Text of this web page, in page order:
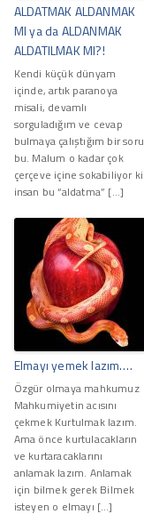
ALDATMAK ALDANMAK
MI ya da ALDANMAK
ALDATILMAK MI?!
Kendi küçük dünyam
içinde, artık paranoya
misali, devamlı
sorguladığım ve cevap
bulmaya çalıştığım bir soru
bu. Malum o kadar çok
çerçeve içine sokabiliyor ki
insan bu “aldatma” […]
Elmayı yemek lazım….
Özgür olmaya mahkumuz
Mahkumiyetin acısını
çekmek Kurtulmak lazım.
Ama önce kurtulacakların
ve kurtaracaklarını
anlamak lazım. Anlamak
için bilmek gerek Bilmek
isteyen o elmayı […]